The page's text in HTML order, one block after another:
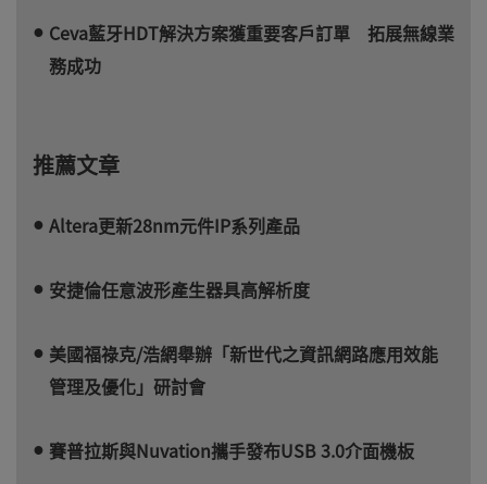
Ceva藍牙HDT解決方案獲重要客戶訂單 拓展無線業
務成功
推薦文章
Altera更新28nm元件IP系列產品
安捷倫任意波形產生器具高解析度
美國福祿克/浩網舉辦「新世代之資訊網路應用效能
管理及優化」研討會
賽普拉斯與Nuvation攜手發布USB 3.0介面機板